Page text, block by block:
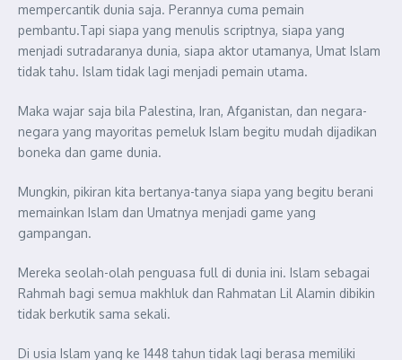
mempercantik dunia saja. Perannya cuma pemain
pembantu.Tapi siapa yang menulis scriptnya, siapa yang
menjadi sutradaranya dunia, siapa aktor utamanya, Umat Islam
tidak tahu. Islam tidak lagi menjadi pemain utama.
Maka wajar saja bila Palestina, Iran, Afganistan, dan negara-
negara yang mayoritas pemeluk Islam begitu mudah dijadikan
boneka dan game dunia.
Mungkin, pikiran kita bertanya-tanya siapa yang begitu berani
memainkan Islam dan Umatnya menjadi game yang
gampangan.
Mereka seolah-olah penguasa full di dunia ini. Islam sebagai
Rahmah bagi semua makhluk dan Rahmatan Lil Alamin dibikin
tidak berkutik sama sekali.
Di usia Islam yang ke 1448 tahun tidak lagi berasa memiliki